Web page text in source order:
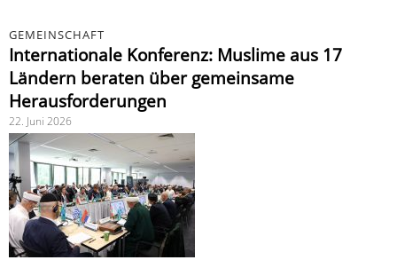
GEMEINSCHAFT
Internationale Konferenz: Muslime aus 17
Ländern beraten über gemeinsame
Herausforderungen
22. Juni 2026